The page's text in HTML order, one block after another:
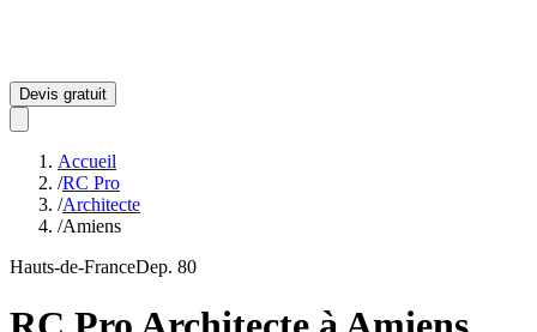
Devis gratuit
Accueil
/RC Pro
/Architecte
/Amiens
Hauts-de-FranceDep. 80